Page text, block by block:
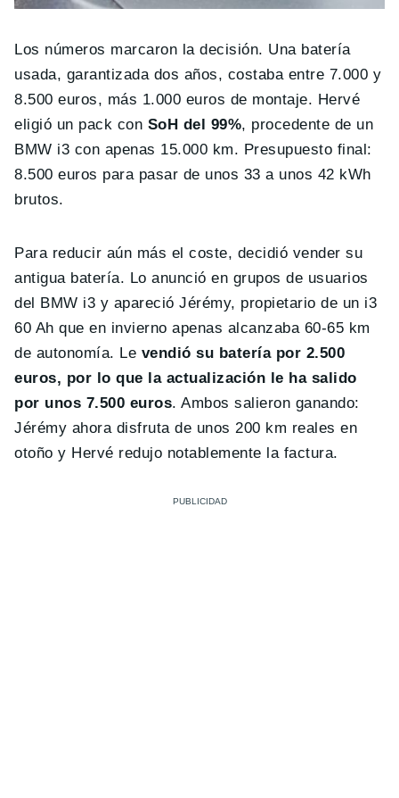
Los números marcaron la decisión. Una batería
usada, garantizada dos años, costaba entre 7.000 y
8.500 euros, más 1.000 euros de montaje. Hervé
eligió un pack con SoH del 99%, procedente de un
BMW i3 con apenas 15.000 km. Presupuesto final:
8.500 euros para pasar de unos 33 a unos 42 kWh
brutos.
Para reducir aún más el coste, decidió vender su
antigua batería. Lo anunció en grupos de usuarios
del BMW i3 y apareció Jérémy, propietario de un i3
60 Ah que en invierno apenas alcanzaba 60-65 km
de autonomía. Le vendió su batería por 2.500
euros, por lo que la actualización le ha salido
por unos 7.500 euros. Ambos salieron ganando:
Jérémy ahora disfruta de unos 200 km reales en
otoño y Hervé redujo notablemente la factura.